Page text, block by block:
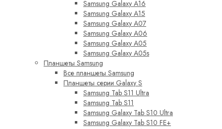
Samsung Galaxy A16
Samsung Galaxy A15
Samsung Galaxy A07
Samsung Galaxy A06
Samsung Galaxy A05
Samsung Galaxy A05s
Планшеты Samsung
Все планшеты Samsung
Планшеты серии Galaxy S
Samsung Tab S11 Ultra
Samsung Tab S11
Samsung Galaxy Tab S10 Ultra
Samsung Galaxy Tab S10 FE+